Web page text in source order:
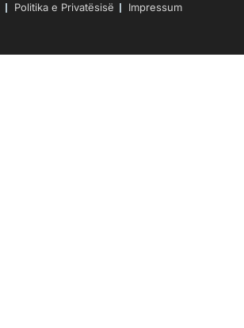
Politika e Privatësisë Impressum